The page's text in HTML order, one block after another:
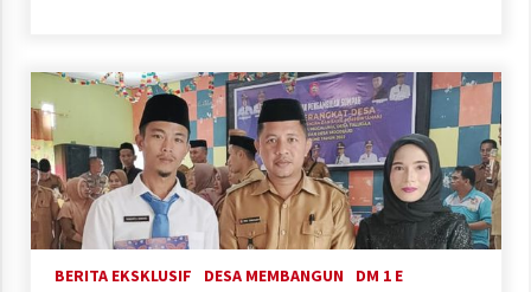
BERITA EKSKLUSIF DESA MEMBANGUN
DM 1 E